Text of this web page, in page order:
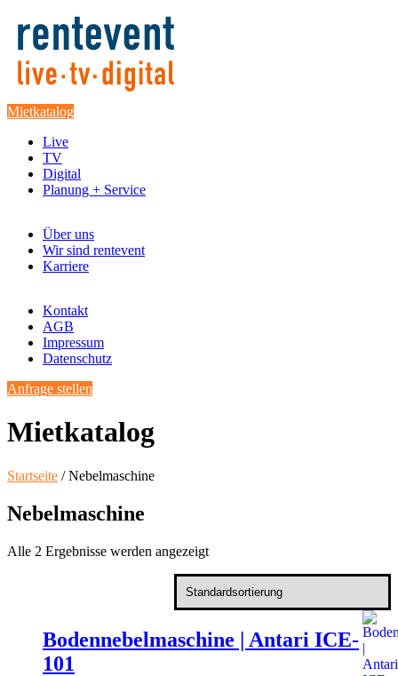
Mietkatalog
Live
TV
Digital
Planung + Service
Über uns
Wir sind rentevent
Karriere
Kontakt
AGB
Impressum
Datenschutz
Anfrage stellen
Mietkatalog
Startseite / Nebelmaschine
Nebelmaschine
Alle 2 Ergebnisse werden angezeigt
Bodennebelmaschine | Antari ICE-
101